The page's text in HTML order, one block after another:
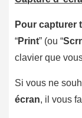
Pour capturer
“Print” (ou “
clavier que
Si vous ne
écran, il vous